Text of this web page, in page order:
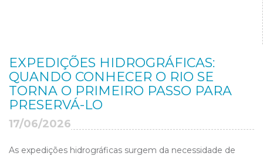
EXPEDIÇÕES HIDROGRÁFICAS:
QUANDO CONHECER O RIO SE
TORNA O PRIMEIRO PASSO PARA
PRESERVÁ-LO
17/06/2026
As expedições hidrográficas surgem da necessidade de